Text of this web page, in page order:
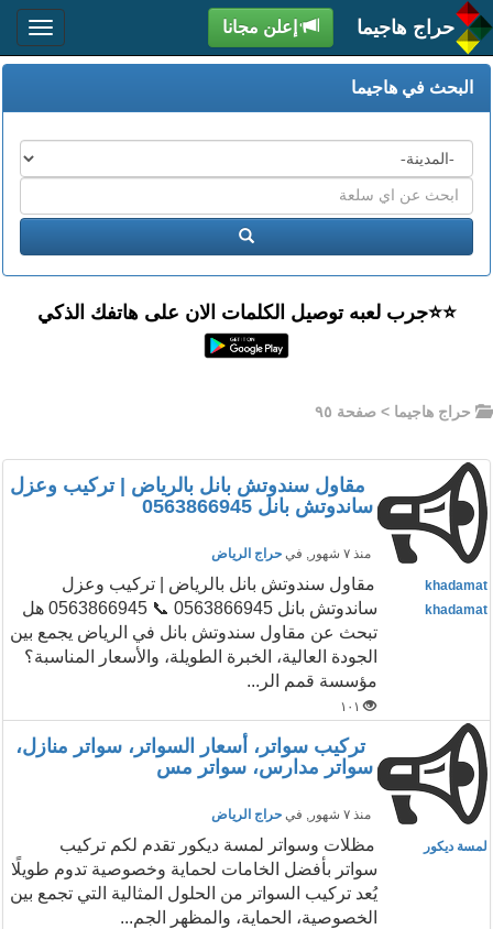
حراج هاجيما إعلن مجانا
البحث في هاجيما
المدن
اكتب
عبارة
البحث
ابحث
⭐️⭐جرب لعبه توصيل الكلمات الان على هاتفك الذكي
حراج هاجيما > صفحة ٩٥
مقاول سندوتش بانل بالرياض | تركيب وعزل
ساندوتش بانل 0563866945
منذ ٧ شهور , في حراج الرياض
khadamat
khadamat
مقاول سندوتش بانل بالرياض | تركيب وعزل
ساندوتش بانل 0563866945 📞 0563866945 هل
تبحث عن مقاول سندوتش بانل في الرياض يجمع بين
الجودة العالية، الخبرة الطويلة، والأسعار المناسبة؟
مؤسسة قمم الر...
١٠١
تركيب سواتر، أسعار السواتر، سواتر منازل،
سواتر مدارس، سواتر مس
منذ ٧ شهور , في حراج الرياض
لمسة ديكور
مظلات وسواتر لمسة ديكور تقدم لكم تركيب
سواتر بأفضل الخامات لحماية وخصوصية تدوم طويلًا
يُعد تركيب السواتر من الحلول المثالية التي تجمع بين
الخصوصية، الحماية، والمظهر الجم...